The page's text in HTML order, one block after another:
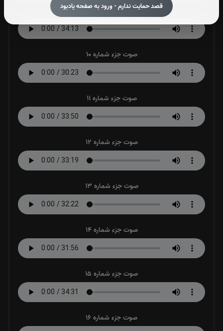
قصد حمایت ندارم - ورود به صفحه یادبود
صوت جزء شماره 9
صوت جزء شماره 10
صوت جزء شماره 11
صوت جزء شماره 12
صوت جزء شماره 13
صوت جزء شماره 14
صوت جزء شماره 15
صوت جزء شماره 16